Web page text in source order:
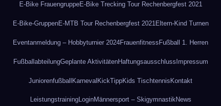
E-Bike FrauengruppeE-Bike Trecking Tour Rechenbergfest 2021
E-Bike-GruppenE-MTB Tour Rechenbergfest 2021Eltern-Kind Turnen
Eventanmeldung – Hobbyturnier 2024Frauenfitness Fußball 1. Herren
FußballabteilungGeplante AktivitätenHaftungsausschluss Impressum
JuniorenfußballKarnevalKickTippKids TischtennisKontakt
LeistungstrainingLoginMännersport – SkigymnastikNews